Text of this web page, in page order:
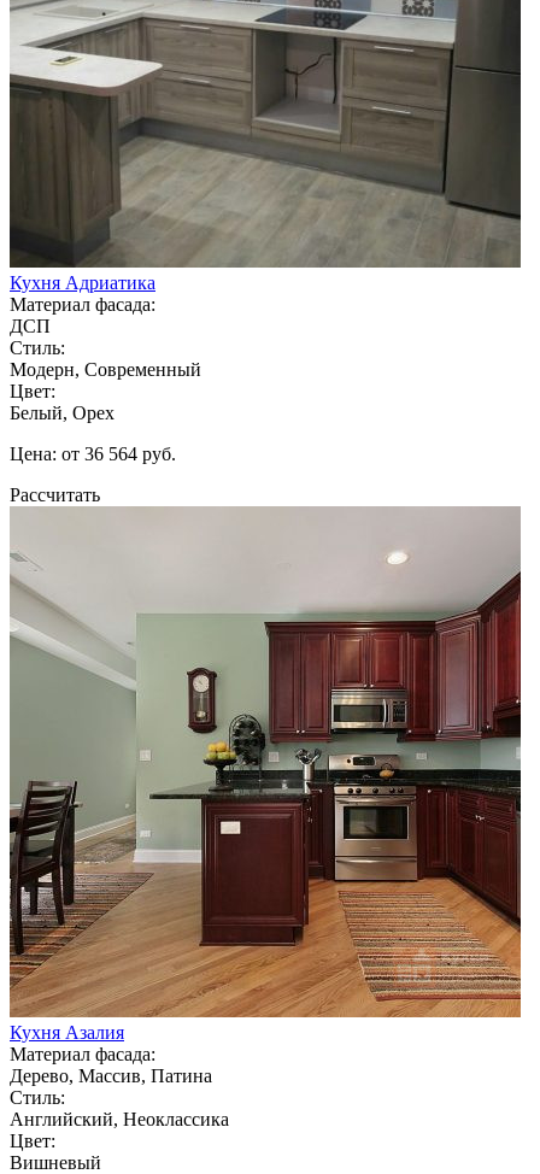
Кухня Адриатика
Материал фасада:
ДСП
Стиль:
Модерн, Современный
Цвет:
Белый, Орех
Цена: от 36 564 руб.
Рассчитать
Кухня Азалия
Материал фасада:
Дерево, Массив, Патина
Стиль:
Английский, Неоклассика
Цвет:
Вишневый